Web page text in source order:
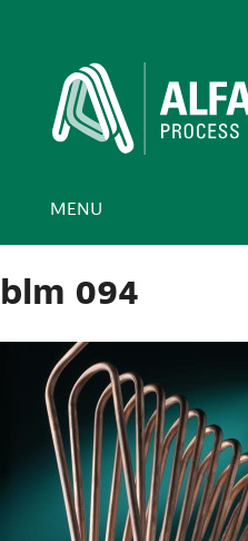
MENU
blm 094